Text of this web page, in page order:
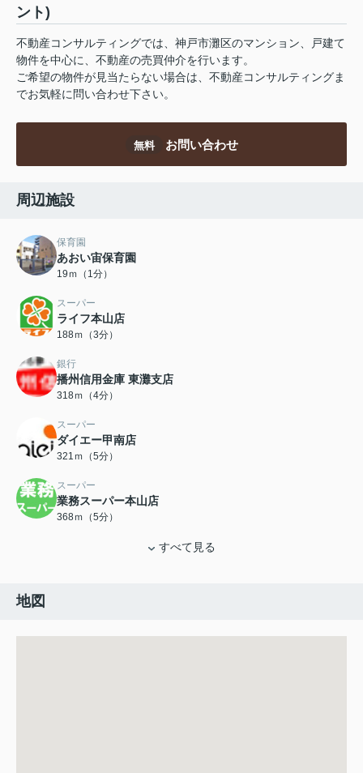
ント)
不動産コンサルティングでは、神戸市灘区のマンション、戸建て
物件を中心に、不動産の売買仲介を行います。
ご希望の物件が見当たらない場合は、不動産コンサルティングま
でお気軽に問い合わせ下さい。
無料 お問い合わせ
周辺施設
保育園
あおい宙保育園
19ｍ（1分）
スーパー
ライフ本山店
188ｍ（3分）
銀行
播州信用金庫 東灘支店
318ｍ（4分）
スーパー
ダイエー甲南店
321ｍ（5分）
スーパー
業務スーパー本山店
368ｍ（5分）
すべて見る
地図